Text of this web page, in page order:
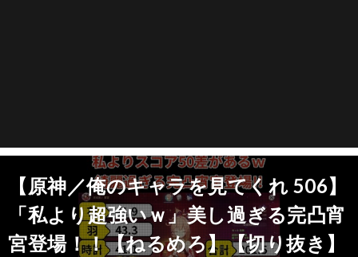
【原神／俺のキャラを見てくれ 506】
「私より超強いｗ」美し過ぎる完凸宵
宮登場！！【ねるめろ】【切り抜き】